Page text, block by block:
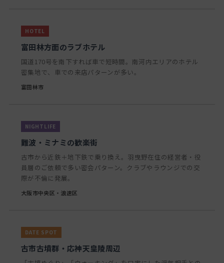
富田林方面のラブホテル
国道170号を南下すれば車で短時間。南河内エリアのホテル
密集地で、車での来店パターンが多い。
富田林市
難波・ミナミの歓楽街
古市から近鉄＋地下鉄で乗り換え。羽曳野在住の経営者・役
員層のご依頼で多い密会パターン。クラブやラウンジでの交
際が不倫に発展。
大阪市中央区・浪速区
古市古墳群・応神天皇陵周辺